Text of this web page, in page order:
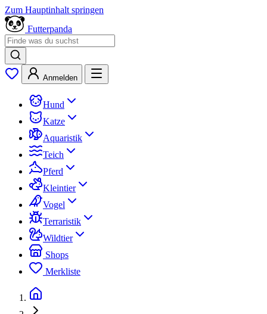
Zum Hauptinhalt springen
Futterpanda
Anmelden
Hund
Katze
Aquaristik
Teich
Pferd
Kleintier
Vogel
Terraristik
Wildtier
Shops
Merkliste